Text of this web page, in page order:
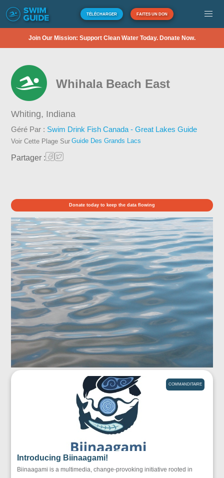
TÉLÉCHARGER FAITES UN DON
Join Our Mission: Support Clean Water Today. Donate Now.
Whihala Beach East
Whiting, Indiana
Géré Par : Swim Drink Fish Canada - Great Lakes Guide
Voir Cette Plage Sur Guide Des Grands Lacs
Partager :
Donate today to keep the data flowing
COMMANDITAIRE
Introducing Biinaagami!
Biinaagami is a multimedia, change-provoking initiative rooted in